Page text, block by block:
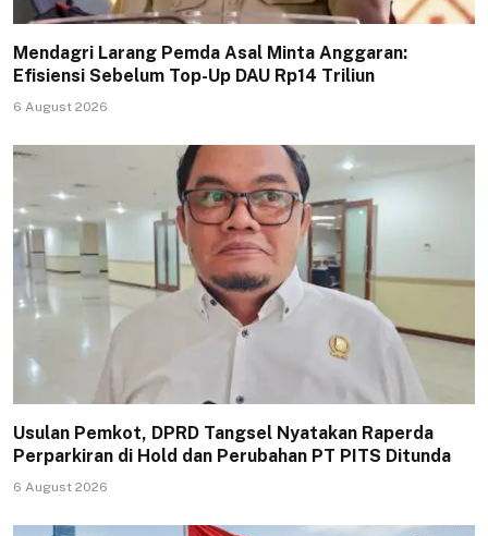
Mendagri Larang Pemda Asal Minta Anggaran:
Efisiensi Sebelum Top-Up DAU Rp14 Triliun
6 August 2026
Usulan Pemkot, DPRD Tangsel Nyatakan Raperda
Perparkiran di Hold dan Perubahan PT PITS Ditunda
6 August 2026